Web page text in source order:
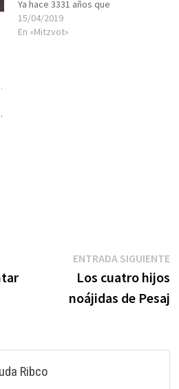
Ya hace 3331 años que
celebramos este especial
tiempo de santidad, de
15/04/2019
En «Mitzvot»
ENTRADA SIGUIENTE
Los cuatro hijos
noájidas de Pesaj
Ribco